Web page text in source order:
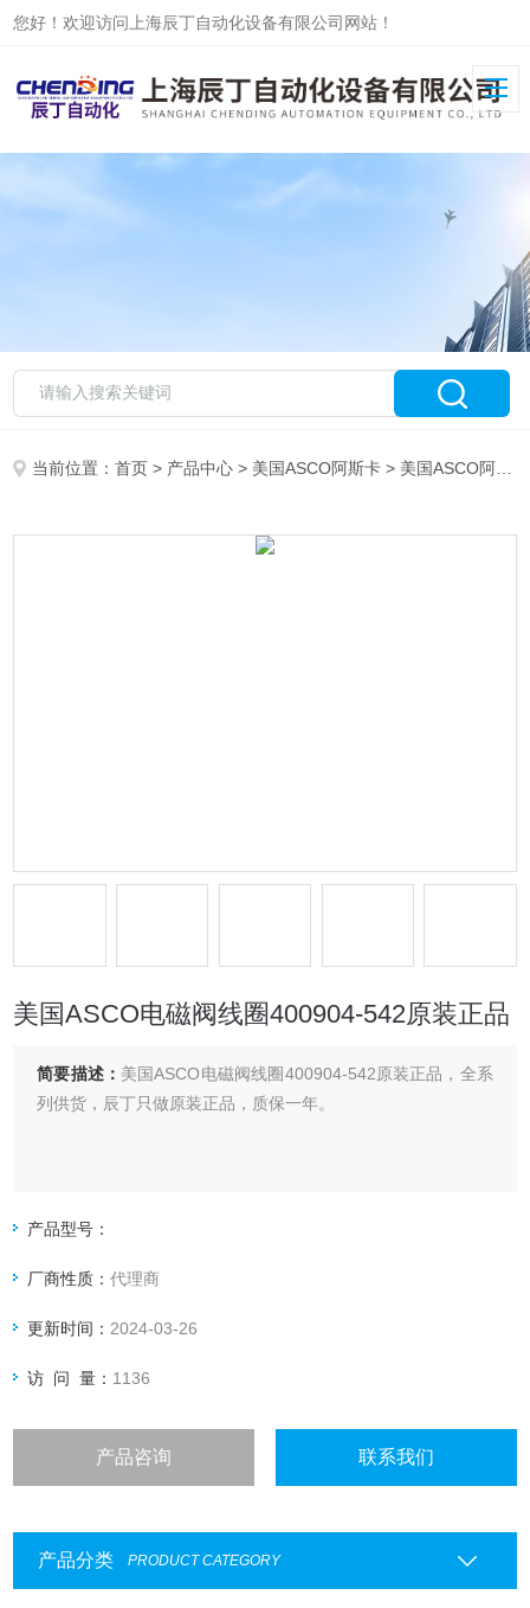
您好！欢迎访问上海辰丁自动化设备有限公司网站！
当前位置：首页 > 产品中心 > 美国ASCO阿斯卡 > 美国ASCO阿斯卡电磁阀
美国ASCO电磁阀线圈400904-542原装正品
简要描述： 美国ASCO电磁阀线圈400904-542原装正品，全系
列供货，辰丁只做原装正品，质保一年。
产品型号：
厂商性质：代理商
更新时间： 2024-03-26
访 问 量： 1136
产品咨询 联系我们
产品分类 PRODUCT CATEGORY